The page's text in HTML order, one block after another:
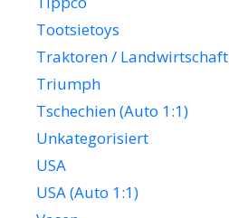
Tootsietoys
Traktoren / Landwirtschaft
Triumph
Tschechien (Auto 1:1)
Unkategorisiert
USA
USA (Auto 1:1)